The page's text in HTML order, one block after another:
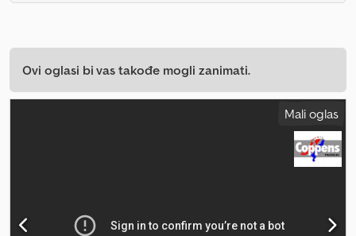
Ovi oglasi bi vas takođe mogli zanimati.
Mali oglas